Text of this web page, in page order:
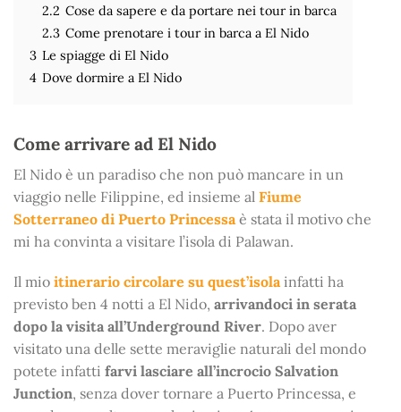
2.2 Cose da sapere e da portare nei tour in barca
2.3 Come prenotare i tour in barca a El Nido
3 Le spiagge di El Nido
4 Dove dormire a El Nido
Come arrivare ad El Nido
El Nido è un paradiso che non può mancare in un
viaggio nelle Filippine, ed insieme al Fiume
Sotterraneo di Puerto Princessa è stata il motivo che
mi ha convinta a visitare l’isola di Palawan.
Il mio itinerario circolare su quest’isolainfatti ha
previsto ben 4 notti a El Nido, arrivandoci in serata
dopo la visita all’Underground River. Dopo aver
visitato una delle sette meraviglie naturali del mondo
potete infatti farvi lasciare all’incrocio Salvation
Junction, senza dover tornare a Puerto Princessa, e